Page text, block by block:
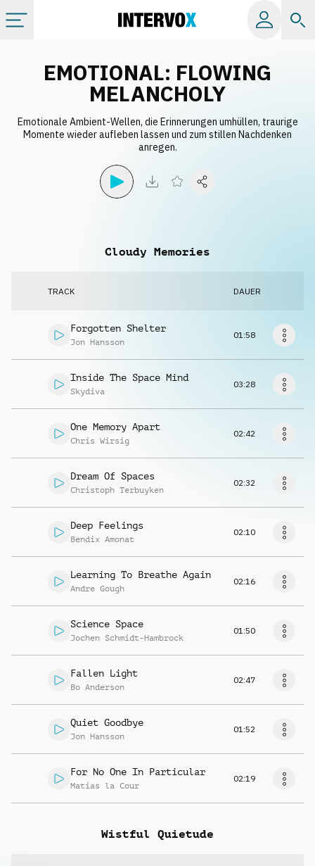
Alle Alben
EMOTIONAL: FLOWING
MELANCHOLY
Emotionale Ambient-Wellen, die Erinnerungen umhüllen, traurige
Momente wieder aufleben lassen und zum stillen Nachdenken
anregen.
Cloudy Memories
TRACK DAUER
Forgotten Shelter
Jon Hansson
01:58
Inside The Space Mind
Skydiva
03:28
One Memory Apart
Chris Wirsig
02:42
Dream Of Spaces
Christoph Terbuyken
02:32
Deep Feelings
Bendix Amonat
02:10
Learning To Breathe Again
Andre Gough
02:16
Science Space
Jochen Schmidt-Hambrock
01:50
Fallen Light
Bo Anderson
02:47
Quiet Goodbye
Jon Hansson
01:52
For No One In Particular
Matias la Cour
02:19
Wistful Quietude